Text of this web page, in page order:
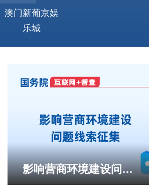
澳门新葡京娱
乐城
影响营商环境建设问题线索征集